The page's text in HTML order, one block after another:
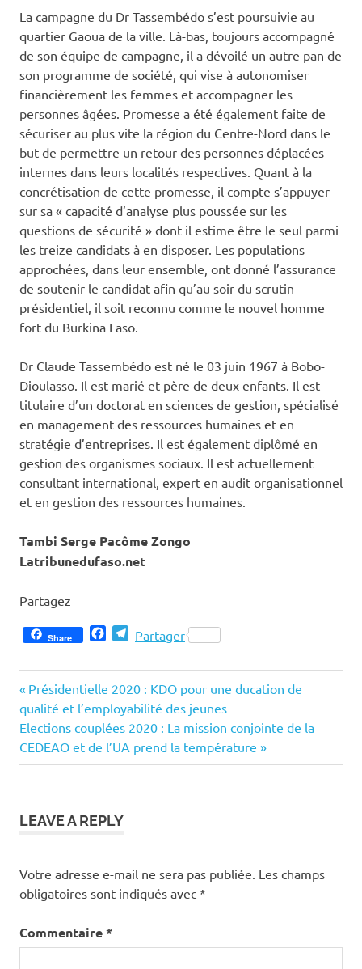
La campagne du Dr Tassembédo s’est poursuivie au
quartier Gaoua de la ville. Là-bas, toujours accompagné
de son équipe de campagne, il a dévoilé un autre pan de
son programme de société, qui vise à autonomiser
financièrement les femmes et accompagner les
personnes âgées. Promesse a été également faite de
sécuriser au plus vite la région du Centre-Nord dans le
but de permettre un retour des personnes déplacées
internes dans leurs localités respectives. Quant à la
concrétisation de cette promesse, il compte s’appuyer
sur sa « capacité d’analyse plus poussée sur les
questions de sécurité » dont il estime être le seul parmi
les treize candidats à en disposer. Les populations
approchées, dans leur ensemble, ont donné l’assurance
de soutenir le candidat afin qu’au soir du scrutin
présidentiel, il soit reconnu comme le nouvel homme
fort du Burkina Faso.
Dr Claude Tassembédo est né le 03 juin 1967 à Bobo-
Dioulasso. Il est marié et père de deux enfants. Il est
titulaire d’un doctorat en sciences de gestion, spécialisé
en management des ressources humaines et en
stratégie d’entreprises. Il est également diplômé en
gestion des organismes sociaux. Il est actuellement
consultant international, expert en audit organisationnel
et en gestion des ressources humaines.
Tambi Serge Pacôme Zongo
Latribunedufaso.net
Partagez
Share FacebookTelegram
Partager
Navigation
de
l’article
Previous
Post:
Présidentielle 2020 : KDO pour une ducation de
qualité et l’employabilité des jeunes
Next
Post:
Elections couplées 2020 : La mission conjointe de la
CEDEAO et de l’UA prend la température
LEAVE A REPLY
Votre adresse e-mail ne sera pas publiée. Les champs
obligatoires sont indiqués avec *
Commentaire*